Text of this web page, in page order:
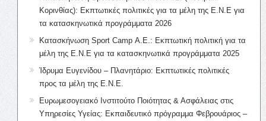
Κορινθίας): Εκπτωτικές πολιτικές για τα μέλη της Ε.Ν.Ε για
τα κατασκηνωτικά προγράμματα 2026
Κατασκήνωση Sport Camp Α.Ε.: Εκπτωτική πολιτική για τα
μέλη της Ε.Ν.Ε για τα κατασκηνωτικά προγράμματα 2025
Ίδρυμα Ευγενίδου – Πλανητάριο: Εκπτωτικές πολιτικές
προς τα μέλη της Ε.Ν.Ε.
Ευρωμεσογειακό Ινστιτούτο Ποιότητας & Ασφάλειας στις
Υπηρεσίες Υγείας: Εκπαιδευτικό πρόγραμμα Φεβρουάριος –